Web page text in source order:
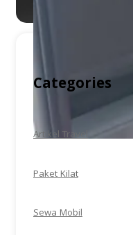
Categories
Artikel Travel
Paket Kilat
Sewa Mobil